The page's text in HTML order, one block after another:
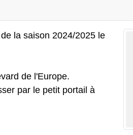
la saison 2024/2025 le
de l'Europe.
par le petit portail à